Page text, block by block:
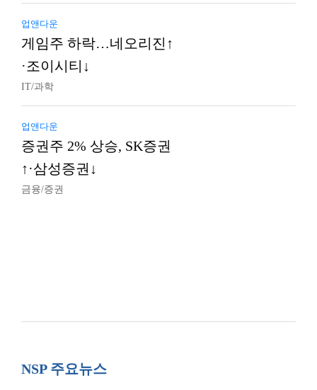
업앤다운
게임주 하락…네오리진↑
·조이시티↓
IT/과학
업앤다운
증권주 2% 상승, SK증권
↑·삼성증권↓
금융/증권
NSP 주요뉴스